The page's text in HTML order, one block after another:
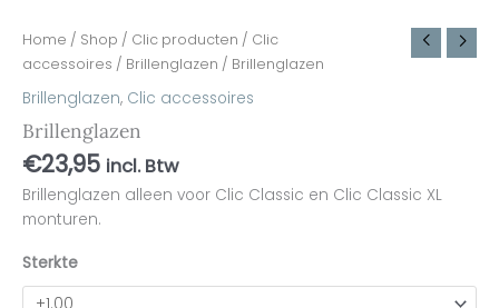
Home / Shop / Clic producten / Clic
accessoires / Brillenglazen / Brillenglazen
Brillenglazen, Clic accessoires
Brillenglazen
€23,95 incl. Btw
Brillenglazen alleen voor Clic Classic en Clic Classic XL
monturen.
Sterkte